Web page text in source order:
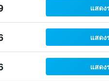
แสดง
แสดง
แสดง